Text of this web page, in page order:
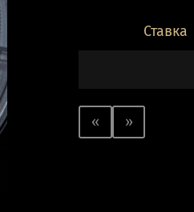
Ставка
« »